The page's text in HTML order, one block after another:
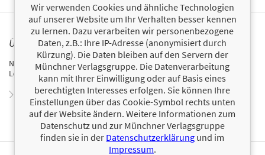
ÜBER NADINE LIPP
Nadine Lipp studierte Sprachen und Literatur und arbeitet als
Lektorin und Übersetzerin.
Zum Profil von Nadine Lipp
Wir verwenden Cookies und ähnliche Technologien
auf unserer Website um Ihr Verhalten besser kennen
zu lernen. Dazu verarbeiten wir personenbezogene
Daten, z.B.: Ihre IP-Adresse (anonymisiert durch
Kürzung). Die Daten bleiben auf den Servern der
Münchner Verlagsgruppe. Die Datenverarbeitung
kann mit Ihrer Einwilligung oder auf Basis eines
berechtigten Interesses erfolgen. Sie können Ihre
Einstellungen über das Cookie-Symbol rechts unten
auf der Website ändern. Weitere Informationen zum
Datenschutz und zur Münchner Verlagsgruppe
finden sie in der Datenschutzerklärung und im
Impressum.